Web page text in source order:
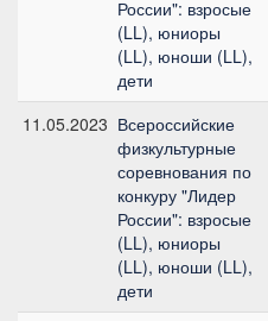
России": взросые
(LL), юниоры
(LL), юноши (LL),
дети
11.05.2023 Всероссийские
физкультурные
соревнования по
конкуру "Лидер
России": взросые
(LL), юниоры
(LL), юноши (LL),
дети